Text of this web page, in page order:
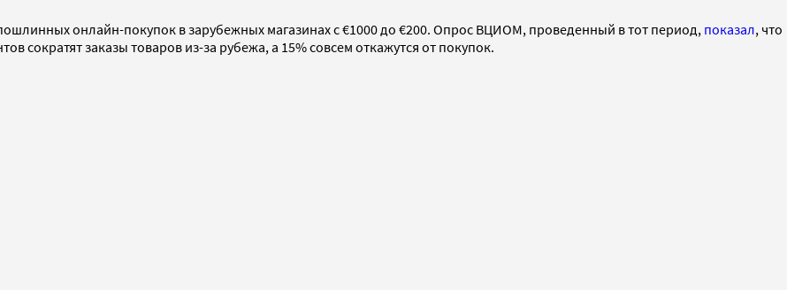
онлайн-покупок в зарубежных магазинах с €1000 до €200. Опрос ВЦИОМ, проведенный в тот период, показал, что
сократят заказы товаров из-за рубежа, а 15% совсем откажутся от покупок.